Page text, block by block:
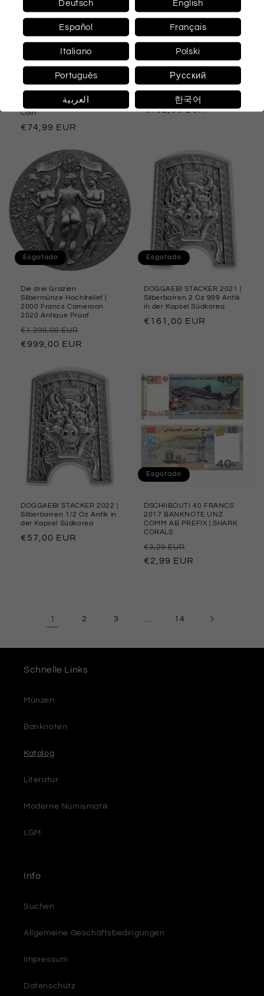
Esgotado
Das Mädchen mit dem
Perlenohrring Meisterwerke
der Museen Girl with a
Pearl Earring 10€ Silver
Coin
Preço
€74,99 EUR
Die Biene PP – die
wunderbare Welt 2019 | 1
Oz 9999 Ag w/ COA & FF
Preço
€102,00 EUR
Esgotado
Die drei Grazien
Silbermünze Hochlrelief |
2000 Francs Cameroon
2020 Antique Proof
Preço
normal
€1.299,00 EUR
€999,00 EUR
Esgotado
DOGGAEBI STACKER 2021 |
Silberbarren 2 Oz 999 Antik
in der Kapsel Südkorea
Preço
€161,00 EUR
DOGGAEBI STACKER 2022 |
Silberbarren 1/2 Oz Antik in
der Kapsel Südkorea
Preço
€57,00 EUR
Esgotado
DSCHIIBOUTI 40 FRANCS
2017 BANKNOTE UNZ
COMM AB PREFIX | SHARK
CORALS
Preço
normal
€3,29 EUR
€2,99 EUR
1 2 3 14
Schnelle Links
Münzen
Banknoten
Katalog
Literatur
Moderne Numismatik
LGM
Info
Suchen
Allgemeine Geschäftsbedingungen
Impressum
Datenschutz
Deutsch English
Español Français
Italiano Polski
Português Русский
العربية 한국어